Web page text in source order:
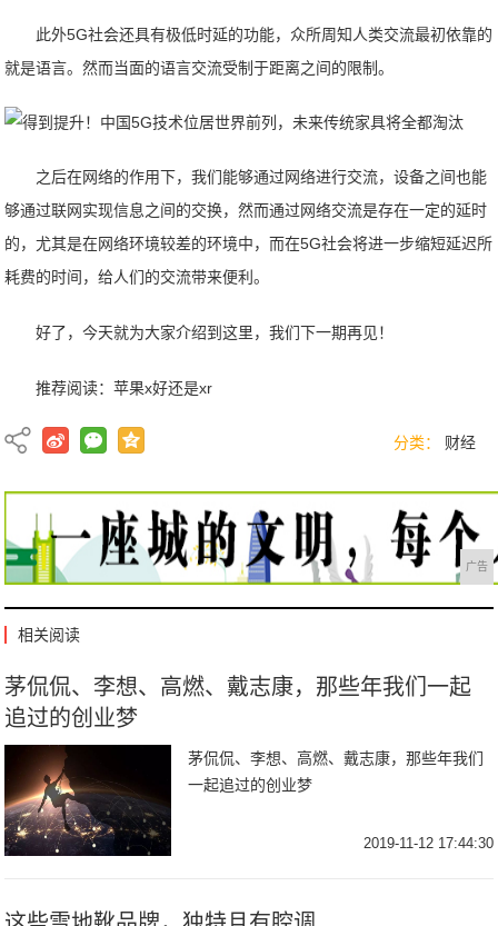
此外5G社会还具有极低时延的功能，众所周知人类交流最初依靠的
就是语言。然而当面的语言交流受制于距离之间的限制。
之后在网络的作用下，我们能够通过网络进行交流，设备之间也能
够通过联网实现信息之间的交换，然而通过网络交流是存在一定的延时
的，尤其是在网络环境较差的环境中，而在5G社会将进一步缩短延迟所
耗费的时间，给人们的交流带来便利。
好了，今天就为大家介绍到这里，我们下一期再见！
推荐阅读：苹果x好还是xr
分类： 财经
广告
相关阅读
茅侃侃、李想、高燃、戴志康，那些年我们一起
追过的创业梦
茅侃侃、李想、高燃、戴志康，那些年我们
一起追过的创业梦
2019-11-12 17:44:30